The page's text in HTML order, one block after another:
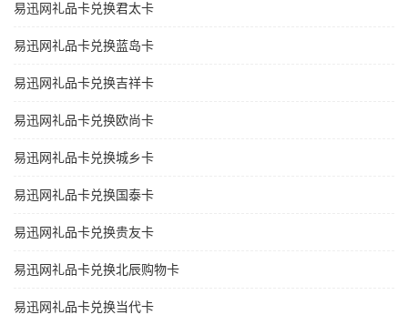
易迅网礼品卡兑换君太卡
易迅网礼品卡兑换蓝岛卡
易迅网礼品卡兑换吉祥卡
易迅网礼品卡兑换欧尚卡
易迅网礼品卡兑换城乡卡
易迅网礼品卡兑换国泰卡
易迅网礼品卡兑换贵友卡
易迅网礼品卡兑换北辰购物卡
易迅网礼品卡兑换当代卡